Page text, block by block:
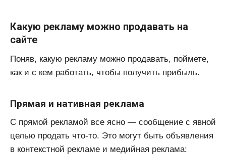
Какую рекламу можно продавать на
сайте
Поняв, какую рекламу можно продавать, поймете,
как и с кем работать, чтобы получить прибыль.
Прямая и нативная реклама
С прямой рекламой все ясно — сообщение с явной
целью продать что-то. Это могут быть объявления
в контекстной рекламе и медийная реклама: